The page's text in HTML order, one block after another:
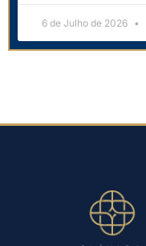
6 de Julho de 2026